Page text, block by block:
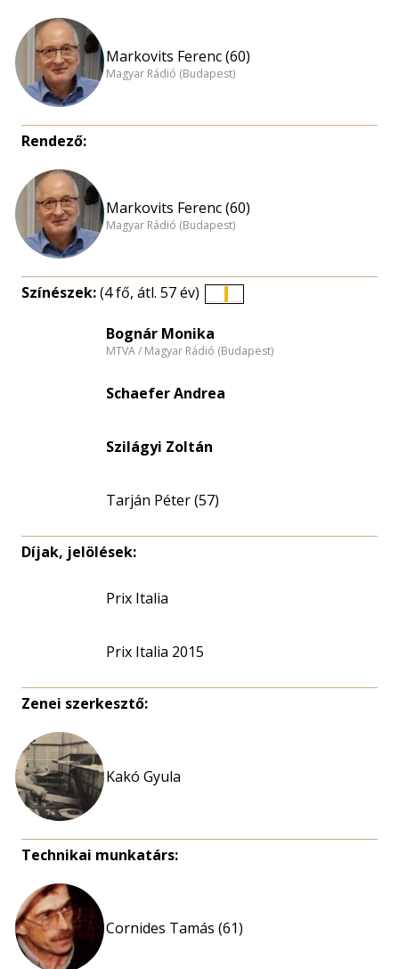
Markovits Ferenc (60)
Magyar Rádió (Budapest)
Rendező:
Markovits Ferenc (60)
Magyar Rádió (Budapest)
Színészek:(4 fő, átl. 57 év)
nagyítása
Bognár Monika
MTVA / Magyar Rádió (Budapest)
Schaefer Andrea
Szilágyi Zoltán
Tarján Péter (57)
Díjak, jelölések:
Prix Italia
Prix Italia 2015
Zenei szerkesztő:
Kakó Gyula
Technikai munkatárs:
Cornides Tamás (61)